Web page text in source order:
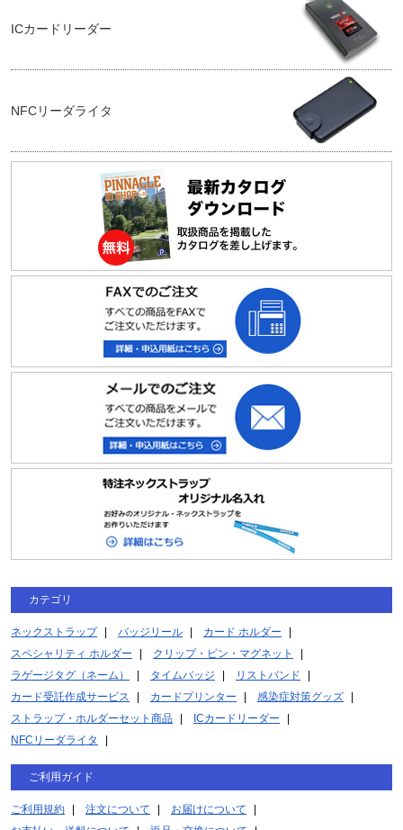
ICカードリーダー
NFCリーダライタ
カテゴリ
ネックストラップ バッジリール
カード ホルダー
スペシャリティ ホルダー
クリップ・ピン・マグネット
ラゲージタグ（ネーム）
タイムバッジ
リストバンド
カード受託作成サービス
カードプリンター
感染症対策グッズ
ストラップ・ホルダーセット商品
ICカードリーダー
NFCリーダライタ
ご利用ガイド
ご利用規約 注文について
お届けについて